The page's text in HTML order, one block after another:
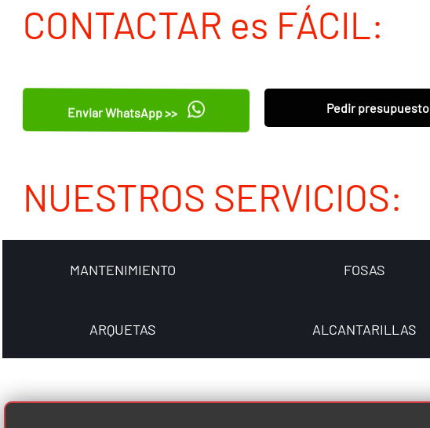
CONTACTAR es FÁCIL:
Enviar WhatsApp >> Pedir presupuesto
NUESTROS SERVICIOS:
MANTENIMIENTO FOSAS
ARQUETAS ALCANTARILLAS